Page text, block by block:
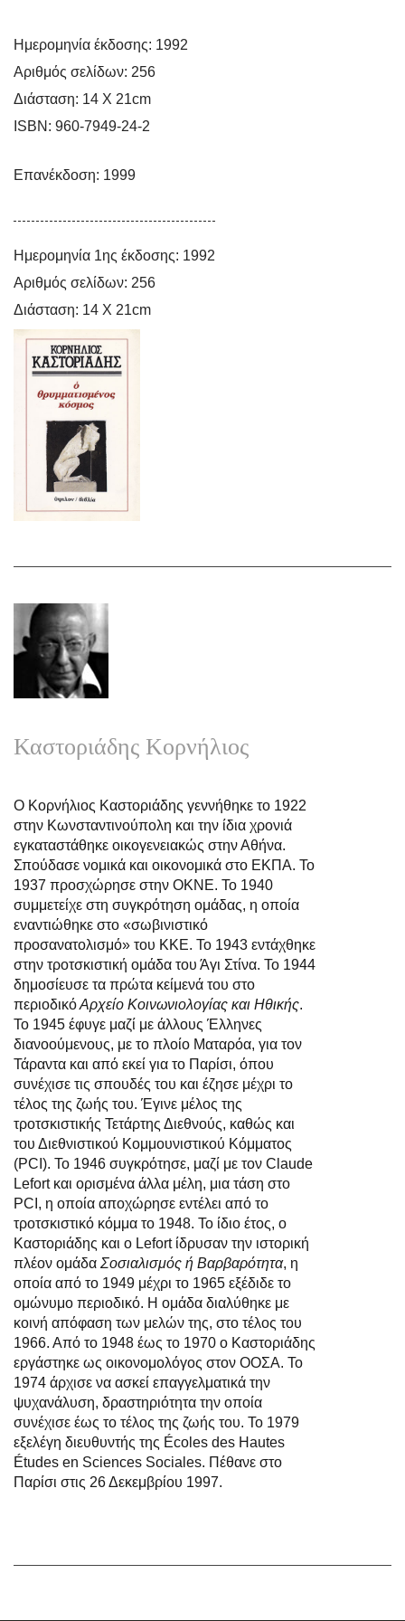
Σύγχρονος
Καπιταλισμός και
Επανάσταση
Ημερομηνία έκδοσης: 1992
Αριθμός σελίδων: 256
Διάσταση: 14 Χ 21cm
ISBN: 960-7949-24-2
Επανέκδοση: 1999
Ημερομηνία 1ης έκδοσης: 1992
Αριθμός σελίδων: 256
Διάσταση: 14 Χ 21cm
Καστοριάδης Κορνήλιος
Ο Κορνήλιος Καστοριάδης γεννήθηκε το 1922
στην Κωνσταντινούπολη και την ίδια χρονιά
εγκαταστάθηκε οικογενειακώς στην Αθήνα.
Σπούδασε νομικά και οικονομικά στο ΕΚΠΑ. Το
1937 προσχώρησε στην ΟΚΝΕ. Το 1940
συμμετείχε στη συγκρότηση ομάδας, η οποία
εναντιώθηκε στο «σωβινιστικό
προσανατολισμό» του ΚΚΕ. Το 1943 εντάχθηκε
στην τροτσκιστική ομάδα του Άγι Στίνα. Το 1944
δημοσίευσε τα πρώτα κείμενά του στο
περιοδικόΑρχείο Κοινωνιολογίας και Ηθικής.
Το 1945 έφυγε μαζί με άλλους Έλληνες
διανοούμενους, με το πλοίο Ματαρόα, για τον
Τάραντα και από εκεί για το Παρίσι, όπου
συνέχισε τις σπουδές του και έζησε μέχρι το
τέλος της ζωής του. Έγινε μέλος της
τροτσκιστικής Τετάρτης Διεθνούς, καθώς και
του Διεθνιστικού Κομμουνιστικού Κόμματος
(PCI). Το 1946 συγκρότησε, μαζί με τον Claude
Lefort και ορισμένα άλλα μέλη, μια τάση στο
PCI, η οποία αποχώρησε εντέλει από το
τροτσκιστικό κόμμα το 1948. Το ίδιο έτος, ο
Καστοριάδης και ο Lefort ίδρυσαν την ιστορική
πλέον ομάδα Σοσιαλισμός ή Βαρβαρότητα, η
οποία από το 1949 μέχρι το 1965 εξέδιδε το
ομώνυμο περιοδικό. Η ομάδα διαλύθηκε με
κοινή απόφαση των μελών της, στο τέλος του
1966. Από το 1948 έως το 1970 ο Καστοριάδης
εργάστηκε ως οικονομολόγος στον ΟΟΣΑ. Το
1974 άρχισε να ασκεί επαγγελματικά την
ψυχανάλυση, δραστηριότητα την οποία
συνέχισε έως το τέλος της ζωής του. Το 1979
εξελέγη διευθυντής της Écoles des Hautes
Études en Sciences Sociales. Πέθανε στο
Παρίσι στις 26 Δεκεμβρίου 1997.